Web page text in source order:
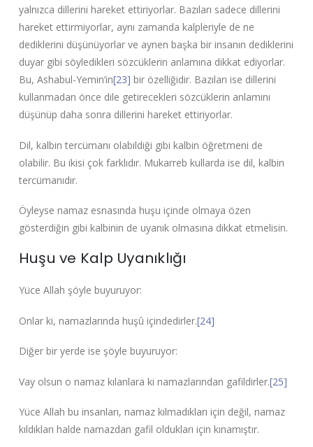
yalnızca dillerini hareket ettiriyorlar. Bazıları sadece dillerini
hareket ettirmiyorlar, aynı zamanda kalpleriyle de ne
dediklerini düşünüyorlar ve aynen başka bir insanın dediklerini
duyar gibi söyledikleri sözcüklerin anlamına dikkat ediyorlar.
Bu, Ashabul-Yemin’in[23] bir özelliğidir. Bazıları ise dillerini
kullanmadan önce dile getirecekleri sözcüklerin anlamını
düşünüp daha sonra dillerini hareket ettiriyorlar.
Dil, kalbin tercümanı olabildiği gibi kalbin öğretmeni de
olabilir. Bu ikisi çok farklıdır. Mukarreb kullarda ise dil, kalbin
tercümanıdır.
Öyleyse namaz esnasında huşu içinde olmaya özen
gösterdiğin gibi kalbinin de uyanık olmasına dikkat etmelisin.
Huşu ve Kalp Uyanıklığı
Yüce Allah şöyle buyuruyor:
Onlar ki, namazlarında huşû içindedirler.[24]
Diğer bir yerde ise şöyle buyuruyor:
Vay olsun o namaz kılanlara ki namazlarından gafildirler.[25]
Yüce Allah bu insanları, namaz kılmadıkları için değil, namaz
kıldıkları halde namazdan gafil oldukları için kınamıştır.